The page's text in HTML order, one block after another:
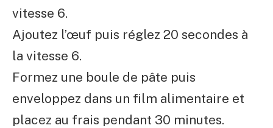
vitesse 6.
Ajoutez l’œuf puis réglez 20 secondes à
la vitesse 6.
Formez une boule de pâte puis
enveloppez dans un film alimentaire et
placez au frais pendant 30 minutes.